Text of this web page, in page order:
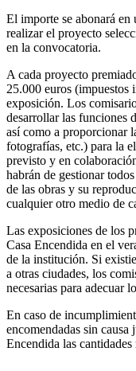
El importe se abonará
realizar el proyecto
en la convocatoria.
A cada proyecto
25.000 euros (impuestos
exposición. Los
desarrollar las funciones
así como a proporcionar
fotografías, etc.) para la
previsto y en
habrán de gestionar
de las obras y su
cualquier otro medio de
Las exposiciones de los
Casa Encendida en el
de la institución. Si
a otras ciudades, los
necesarias para adecuar
En caso de
encomendadas sin
Encendida las